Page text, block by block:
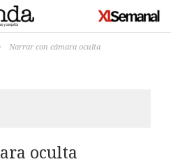
Narrar con cámara oculta
oculta